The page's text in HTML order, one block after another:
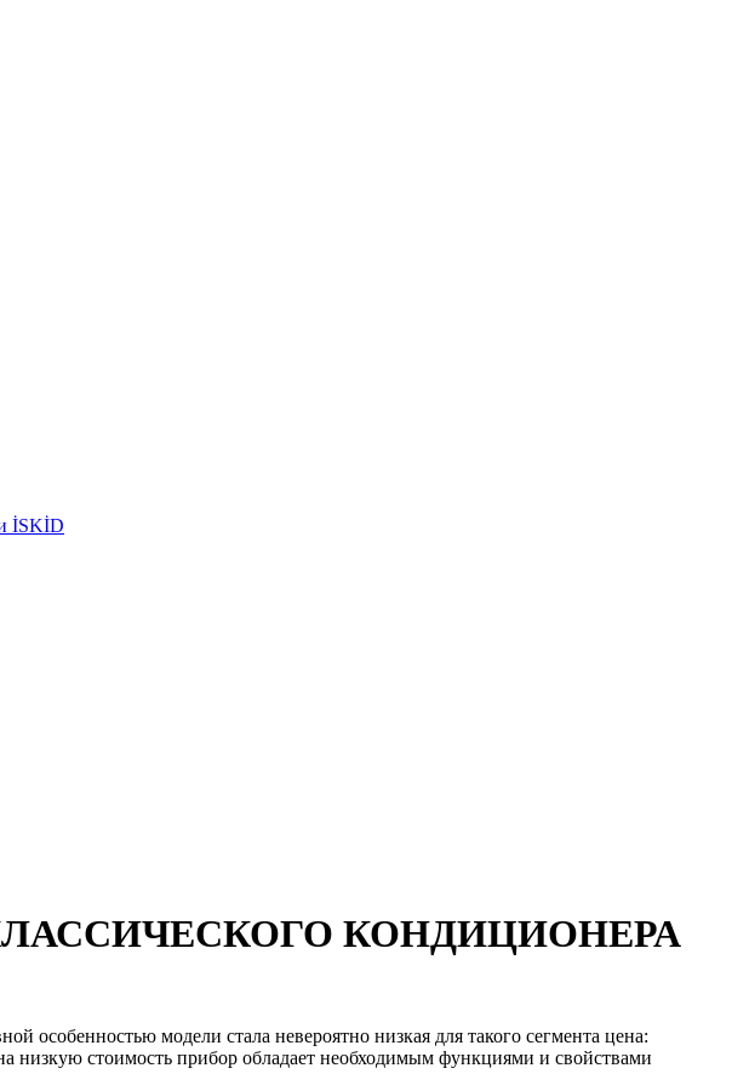
İSKİD
КОНДИЦИОНЕРА
особенностью модели стала невероятно низкая для такого сегмента цена:
низкую стоимость прибор обладает необходимым функциями и свойствами